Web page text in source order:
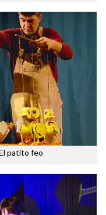
patito feo